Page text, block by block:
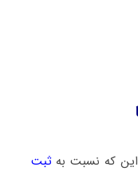
که نسبت به ثبت